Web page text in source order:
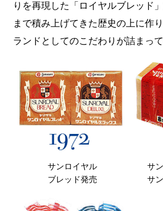
りを再現した「ロイヤルブレッド
まで積み上げてきた歴史の上に作
ランドとしてのこだわりが詰まって
サンロイヤル
ブレッド発売
サ
サ